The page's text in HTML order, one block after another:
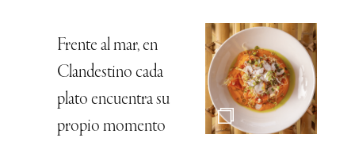
Frente al mar, en
Clandestino cada
plato encuentra su
propio momento